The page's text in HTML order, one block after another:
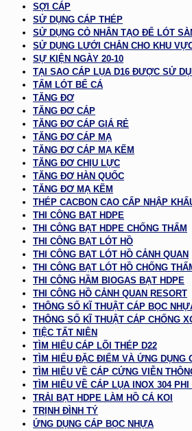
SỢI CÁP
SỬ DỤNG CÁP THÉP
SỬ DỤNG CỎ NHÂN TẠO ĐỂ LÓT
SỬ DỤNG LƯỚI CHẮN CHO KHU
SỰ KIỆN NGÀY 20-10
TẠI SAO CÁP LỤA D16 ĐƯỢC SỬ
TẤM LÓT BỂ CÁ
TĂNG ĐƠ
TĂNG ĐƠ CÁP
TĂNG ĐƠ CÁP GIÁ RẺ
TĂNG ĐƠ CÁP MẠ
TĂNG ĐƠ CÁP MẠ KẼM
TĂNG ĐƠ CHỊU LỰC
TĂNG ĐƠ HÀN QUỐC
TĂNG ĐƠ MẠ KẼM
THÉP CACBON CAO CẤP NHẬP
THI CÔNG BẠT HDPE
THI CÔNG BẠT HDPE CHỐNG THẤM
THI CÔNG BẠT LÓT HỒ
THI CÔNG BẠT LÓT HỒ CẢNH QUAN
THI CÔNG BẠT LÓT HỒ CHỐNG
THI CÔNG HẦM BIOGAS BẠT HDPE
THI CÔNG HỒ CẢNH QUAN RESORT
THÔNG SỐ KĨ THUẬT CÁP BỌC
THÔNG SỐ KĨ THUẬT CÁP CHỐNG
TIỆC TẤT NIÊN
TÌM HIỂU CÁP LÕI THÉP D22
TÌM HIỂU ĐẶC ĐIỂM VÀ ỨNG DỤNG
TÌM HIỂU VỀ CÁP CỨNG VIỄN
TÌM HIỂU VỀ CÁP LỤA INOX 304 PHI
TRẢI BẠT HDPE LÀM HỒ CÁ KOI
TRỊNH ĐÌNH TÝ
ỨNG DỤNG CÁP BỌC NHỰA